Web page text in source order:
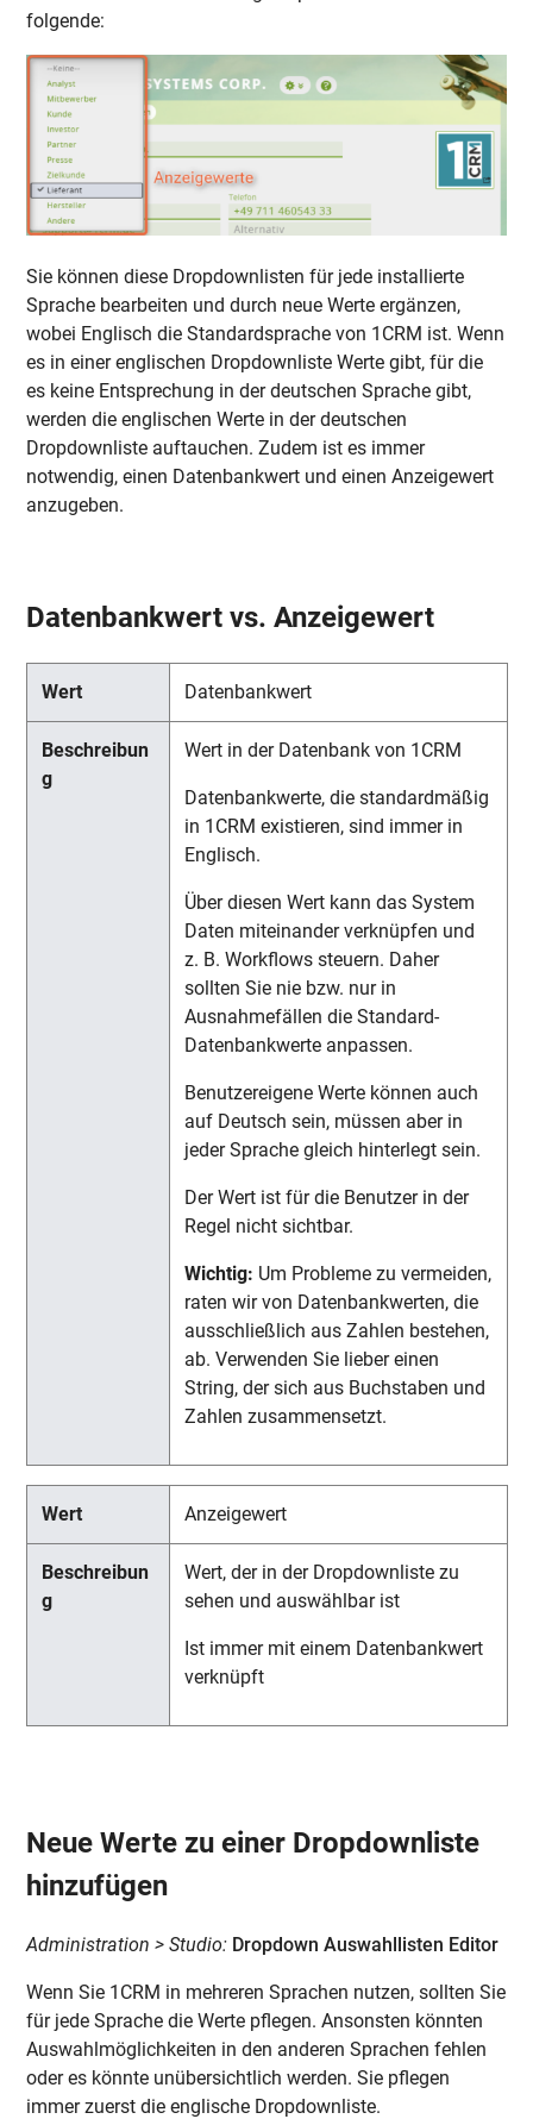
folgende:
Sie können diese Dropdownlisten für jede installierte
Sprache bearbeiten und durch neue Werte ergänzen,
wobei Englisch die Standardsprache von 1CRM ist. Wenn
es in einer englischen Dropdownliste Werte gibt, für die
es keine Entsprechung in der deutschen Sprache gibt,
werden die englischen Werte in der deutschen
Dropdownliste auftauchen. Zudem ist es immer
notwendig, einen Datenbankwert und einen Anzeigewert
anzugeben.
Datenbankwert vs. Anzeigewert
Datenbankwert
Wert in der Datenbank von 1CRM
Datenbankwerte, die standardmäßig
in 1CRM existieren, sind immer in
Englisch.
Über diesen Wert kann das System
Daten miteinander verknüpfen und
z. B. Workflows steuern. Daher
sollten Sie nie bzw. nur in
Ausnahmefällen die Standard-
Datenbankwerte anpassen.
Benutzereigene Werte können auch
auf Deutsch sein, müssen aber in
jeder Sprache gleich hinterlegt sein.
Der Wert ist für die Benutzer in der
Regel nicht sichtbar.
Wichtig: Um Probleme zu vermeiden,
raten wir von Datenbankwerten, die
ausschließlich aus Zahlen bestehen,
ab. Verwenden Sie lieber einen
String, der sich aus Buchstaben und
Zahlen zusammensetzt.
Anzeigewert
Wert, der in der Dropdownliste zu
sehen und auswählbar ist
Ist immer mit einem Datenbankwert
verknüpft
Neue Werte zu einer Dropdownliste
hinzufügen
Administration > Studio: Dropdown Auswahllisten Editor
Wenn Sie 1CRM in mehreren Sprachen nutzen, sollten Sie
für jede Sprache die Werte pflegen. Ansonsten könnten
Auswahlmöglichkeiten in den anderen Sprachen fehlen
oder es könnte unübersichtlich werden. Sie pflegen
immer zuerst die englische Dropdownliste.